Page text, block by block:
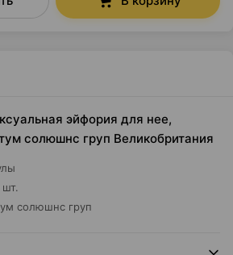
эйфория для нее,
солюшнс груп Великобритания
солюшнс груп